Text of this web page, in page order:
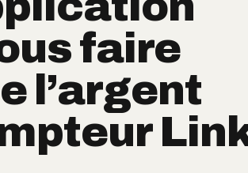
faire
l’argent